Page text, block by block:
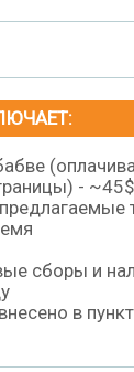
- ~45$
сборы и
в